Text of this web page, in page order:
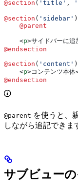
@section ( 'title' , '
@section ( 'sidebar' )
    @parent
    <
p>サイドバーに追
@endsection
@section ( 'content' )
    <
p>コンテンツ本体
@endsection
@parent を使うと、
しながら追記できま
サブビュー